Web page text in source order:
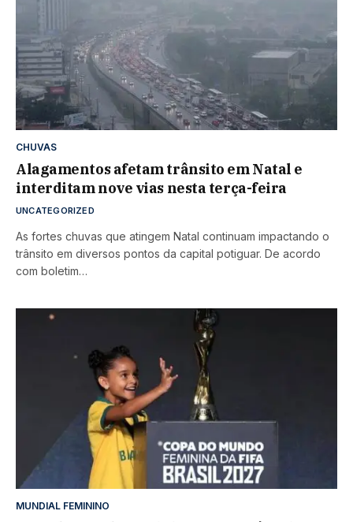
CHUVAS
Alagamentos afetam trânsito em Natal e
interditam nove vias nesta terça-feira
UNCATEGORIZED
As fortes chuvas que atingem Natal continuam impactando o
trânsito em diversos pontos da capital potiguar. De acordo
com boletim…
MUNDIAL FEMININO